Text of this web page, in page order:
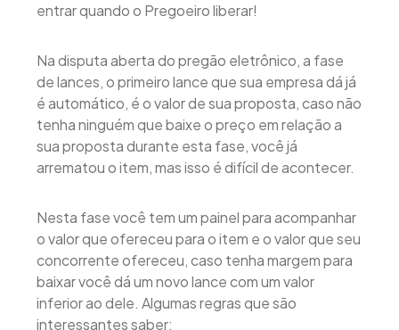
entrar quando o Pregoeiro liberar!
Na disputa aberta do pregão eletrônico, a fase
de lances, o primeiro lance que sua empresa dá já
é automático, é o valor de sua proposta, caso não
tenha ninguém que baixe o preço em relação a
sua proposta durante esta fase, você já
arrematou o item, mas isso é difícil de acontecer.
Nesta fase você tem um painel para acompanhar
o valor que ofereceu para o item e o valor que seu
concorrente ofereceu, caso tenha margem para
baixar você dá um novo lance com um valor
inferior ao dele. Algumas regras que são
interessantes saber: